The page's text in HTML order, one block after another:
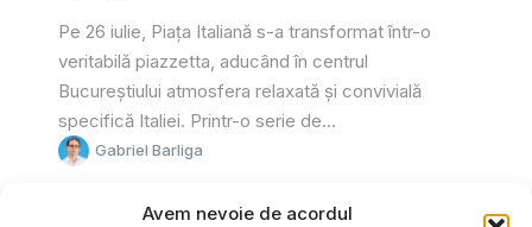
Avem nevoie de acordul
Pe 26 iulie, Piața Italiană s-a transformat într-o
veritabilă piazzetta, aducând în centrul
Bucureștiului atmosfera relaxată și convivială
specifică Italiei. Printr-o serie de...
Gabriel Barliga